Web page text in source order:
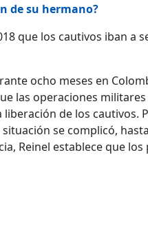
de su hermano?
que los cautivos iban a
ocho meses en
las operaciones
de los cautivos.
se complicó,
Reinel establece que